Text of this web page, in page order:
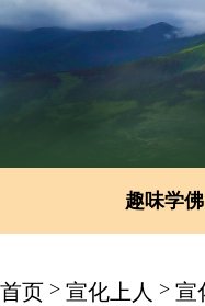
趣味学佛
首页 > 宣化上人 > 宣